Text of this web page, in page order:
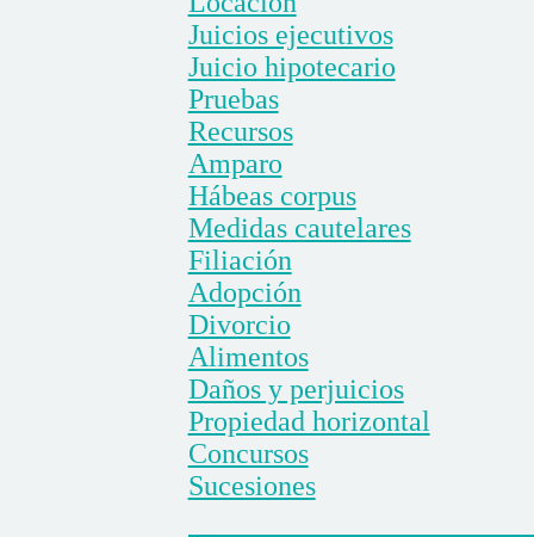
Juicios ejecutivos
Juicio hipotecario
Pruebas
Recursos
Amparo
Hábeas corpus
Medidas cautelares
Filiación
Adopción
Divorcio
Alimentos
Daños y perjuicios
Propiedad horizontal
Concursos
Sucesiones